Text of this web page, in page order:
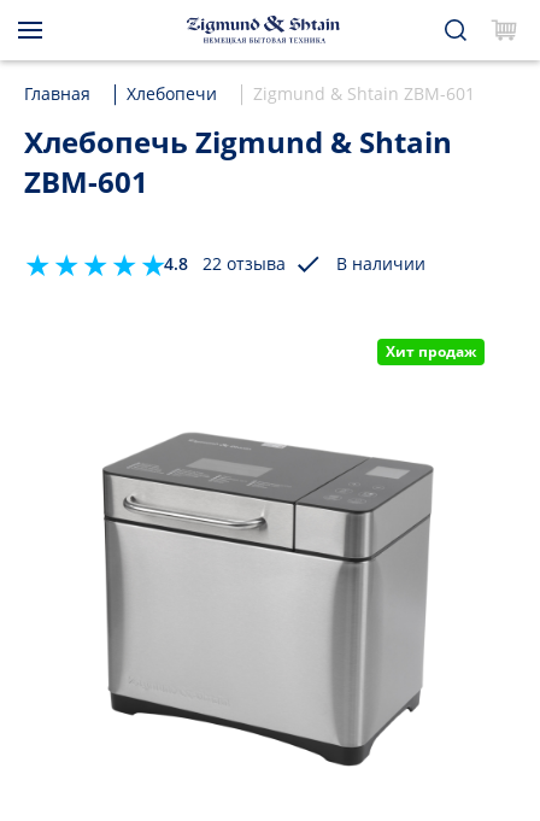
Главная Хлебопечи Zigmund & Shtain ZBM-601
Хлебопечь Zigmund & Shtain
ZBM-601
4.8 22 отзыва В наличии
Хит продаж